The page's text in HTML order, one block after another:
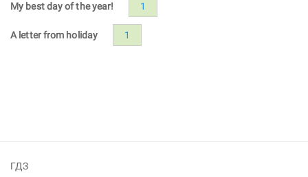
My best day of the year! 1
A letter from holiday 1
ГДЗ